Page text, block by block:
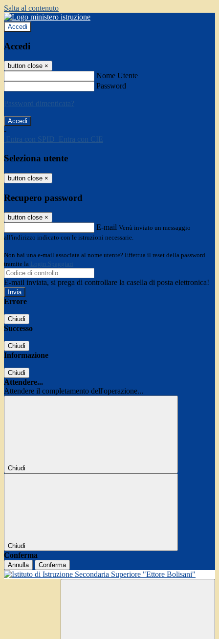
Salta al contenuto
Accedi
Accedi
button close ×
Nome Utente
Password
Password dimenticata?
-
Entra con SPID
Entra con CIE
Seleziona utente
button close ×
Recupero password
button close ×
E-mail Verrà inviato un messaggio
all'indirizzo indicato con le istruzioni necessarie.
Non hai una e-mail associata al nome utente? Effettua il reset della password
tramite la Login Spaggiari
E-mail inviata, si prega di controllare la casella di posta elettronica!
Errore
Chiudi
Successo
Chiudi
Informazione
Chiudi
Attendere...
Attendere il completamento dell'operazione...
Chiudi
Chiudi
Conferma
Annulla Conferma